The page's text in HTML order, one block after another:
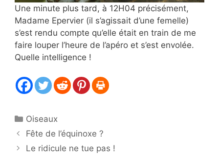
Une minute plus tard, à 12H04 précisément,
Madame Epervier (il s’agissait d’une femelle)
s’est rendu compte qu’elle était en train de me
faire louper l’heure de l’apéro et s’est envolée.
Quelle intelligence !
Catégories
Oiseaux
Fête de l’équinoxe ?
Le ridicule ne tue pas !